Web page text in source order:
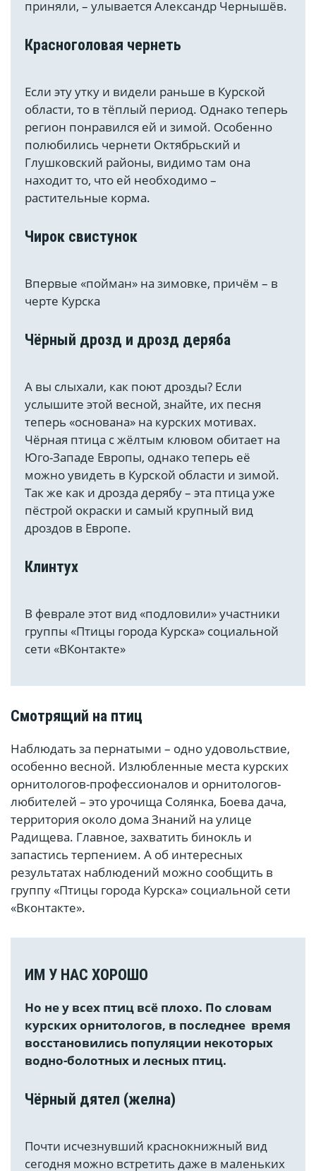
приняли, – улывается Александр Чернышёв.
Красноголовая чернеть
Если эту утку и видели раньше в Курской
области, то в тёплый период. Однако теперь
регион понравился ей и зимой. Особенно
полюбились чернети Октябрьский и
Глушковский районы, видимо там она
находит то, что ей необходимо –
растительные корма.
Чирок свистунок
Впервые «пойман» на зимовке, причём – в
черте Курска
Чёрный дрозд и дрозд деряба
А вы слыхали, как поют дрозды? Если
услышите этой весной, знайте, их песня
теперь «основана» на курских мотивах.
Чёрная птица с жёлтым клювом обитает на
Юго-Западе Европы, однако теперь её
можно увидеть в Курской области и зимой.
Так же как и дрозда дерябу – эта птица уже
пёстрой окраски и самый крупный вид
дроздов в Европе.
Клинтух
В феврале этот вид «подловили» участники
группы «Птицы города Курска» социальной
сети «ВКонтакте»
Смотрящий на птиц
Наблюдать за пернатыми – одно удовольствие,
особенно весной. Излюбленные места курских
орнитологов-профессионалов и орнитологов-
любителей – это урочища Солянка, Боева дача,
территория около дома Знаний на улице
Радищева. Главное, захватить бинокль и
запастись терпением. А об интересных
результатах наблюдений можно сообщить в
группу «Птицы города Курска» социальной сети
«Вконтакте».
ИМ У НАС ХОРОШО
Но не у всех птиц всё плохо. По словам
курских орнитологов, в последнее время
восстановились популяции некоторых
водно-болотных и лесных птиц.
Чёрный дятел (желна)
Почти исчезнувший краснокнижный вид
сегодня можно встретить даже в маленьких